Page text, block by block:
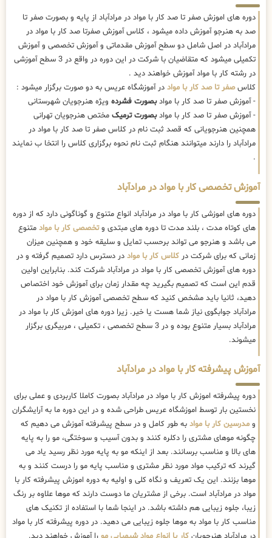
دوره های اموزش صفر تا صد کار با مواد در مرادآباد از پایه و بصورت صفر تا
صد به هنرجو آموزش داده میشود ، کلاس آموزش صفرتا صد کار با مواد در
مرادآباد در اصل شامل دو سطح آموزش مقدماتی و آموزش تخصصی و آموزش
تکمیلی میشود که متقاضیان با شرکت در این دوره در واقع در 3 سطح آموزشی
در رشته کار با مواد آموزش خواهند دید .
کلاسصفر تا صد کار با مواد در آموزشگاه عریس به دو صورت برگزار میشود :
- آموزش صفر تا صد کار با موادبصورت فشرده ویژه هنرجویان شهرستانی
- آموزش صفر تا صد کار با موادبصورت ترمیک مختص هنرجویان تهرانی
همچنین هنرجویانی که قصد ثبت نام در کلاس صفر تا صد کار با مواد در
مرادآباد را دارند میتوانند هنگام ثبت نام نحوه برگزاری کلاس را انتخا ب نمایند
.
آموزش تخصصی کار با مواد در مرادآباد
دوره های اموزشی کار با مواد در مرادآباد انواع متنوع و گوناگونی دارد که از دوره
های کوتاه مدت ، بلند مدت تا دوره های مبتدی وتخصصی کار با مواد متنوع
می باشد و هنرجو می تواند برحسب تمایل و سلیقه خود و همچنین میزان
زمانی که برای شرکت در کلاس کار با مواد در دسترس دارد تصمیم گرفته و در
دوره های آموزش تخصصی کار با مواد در مرادآباد شرکت کند. بنابراین اولین
قدم این است که تصمیم بگیرید چه مقدار زمان برای آموزش خود اختصاص
دهید، ثانیا باید مشخص کنید که سطح تخصصی آموزش کار با مواد در
مرادآباد جوابگوی نیاز شما هست یا خیر. زیرا دوره های اموزش کار با مواد در
مرادآباد بسیار متنوع بوده و در 3 سطح تخصصی ، تکمیلی ، مربیگری برگزار
میشوند.
آموزش پیشرفته کار با مواد در مرادآباد
دوره پیشرفته اموزش کار با مواد در مرادآباد بصورت کاملا کاربردی و عملی برای
نخستین بار توسط اموزشگاه عریس طراحی شده و در این دوره ما به آرایشگران
و مدرسین کار با مواد به طور کامل و در سطح پیشرفته آموزش می دهیم که
چگونه موهای مشتری را دکلره کنند و بدون آسیب و سوختگی، مو را به پایه
های بالا و مناسب برسانند. بعد از اینکه مو به پایه مورد نظر رسید یاد می
گیرند که ترکیب مواد مورد نظر مشتری و مناسب پایه مو را درست کنند و به
موها بزنند. این یک تعریف و نگاه کلی و اولیه به دوره اموزش پیشرفته کار با
مواد در مرادآباد است. برخی از مشتریان ما دوست دارند که موها علاوه بر رنگ
زیبا، جلوه زیبایی هم داشته باشد. در اینجا شما با استفاده از تکنیک های
مناسب کار با مواد به موها جلوه زیبایی می دهید. در دوره پیشرفته کار با مواد